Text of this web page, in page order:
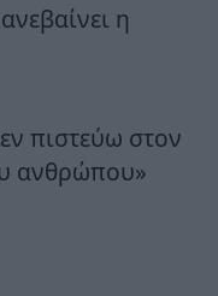
η
πιστεύω στον
ανθρώπου»